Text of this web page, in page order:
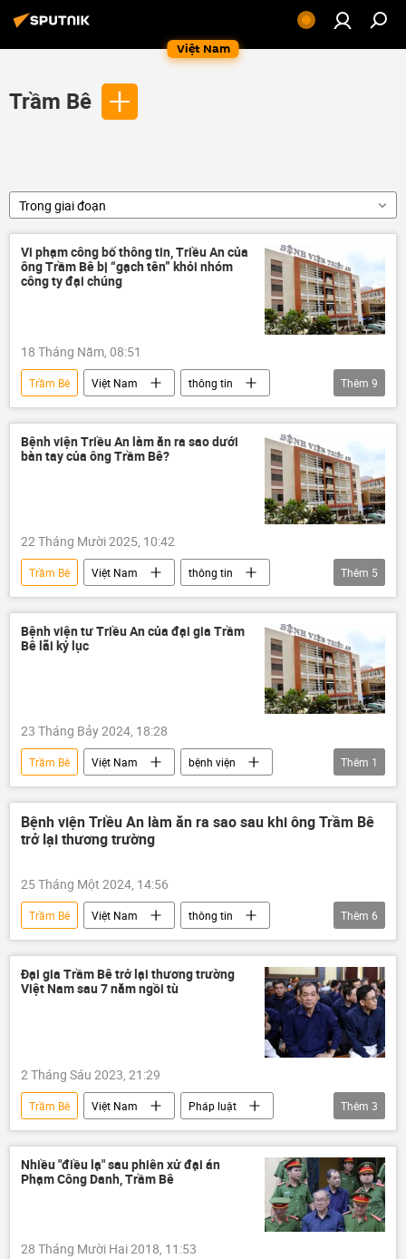
Việt Nam
Trầm Bê
Trong giai đoạn
Vi phạm công bố thông tin, Triều An của
ông Trầm Bê bị “gạch tên” khỏi nhóm
công ty đại chúng
18 Tháng Năm, 08:51
Trầm Bê Việt Nam
thông tin
doanh nghiệp
bệnh viện
đại gia
Kinh doanh
chứng khoán
thị trường chứng khoán
sàn chứng khoán
Thêm 9
Bệnh viện Triều An làm ăn ra sao dưới
bàn tay của ông Trầm Bê?
22 Tháng Mười 2025, 10:42
Trầm Bê Việt Nam
thông tin
đại gia
Kinh doanh
bệnh viện
doanh nhân
doanh nghiệp
Thêm 5
Bệnh viện tư Triều An của đại gia Trầm
Bê lãi kỷ lục
23 Tháng Bảy 2024, 18:28
Trầm Bê Việt Nam
bệnh viện
Kinh tế
Thêm 1
Bệnh viện Triều An làm ăn ra sao sau khi ông Trầm Bê
trở lại thương trường
25 Tháng Một 2024, 14:56
Trầm Bê Việt Nam
thông tin
Kinh doanh
bệnh viện
doanh nghiệp
Sacombank
lãi
thua lỗ
Thêm 6
Đại gia Trầm Bê trở lại thương trường
Việt Nam sau 7 năm ngồi tù
2 Tháng Sáu 2023, 21:29
Trầm Bê Việt Nam
Pháp luật
Kinh doanh
vi phạm công ty
Thêm 3
Nhiều "điều lạ" sau phiên xử đại án
Phạm Công Danh, Trầm Bê
28 Tháng Mười Hai 2018, 11:53